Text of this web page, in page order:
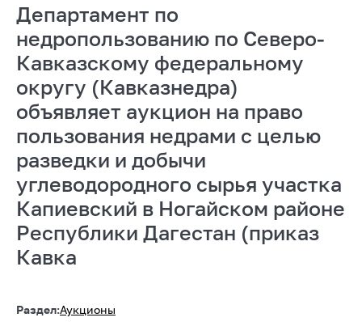
Департамент по
недропользованию по Северо-
Кавказскому федеральному
округу (Кавказнедра)
объявляет аукцион на право
пользования недрами с целью
разведки и добычи
углеводородного сырья участка
Капиевский в Ногайском районе
Республики Дагестан (приказ
Кавка
Раздел:Аукционы